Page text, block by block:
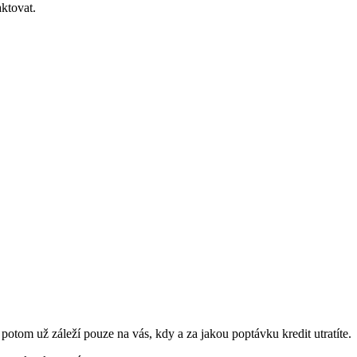
už záleží pouze na vás, kdy a za jakou poptávku kredit utratíte.